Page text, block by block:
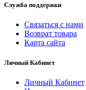
Служба поддержки
Связаться с нами
Возврат товара
Карта сайта
Личный Кабинет
Личный Кабинет